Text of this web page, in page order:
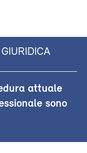
attuale
sono